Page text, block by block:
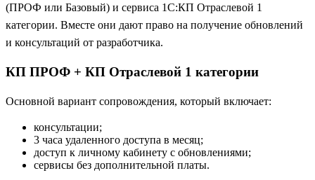
(ПРОФ или Базовый) и сервиса 1С:КП Отраслевой 1
категории. Вместе они дают право на получение обновлений
и консультаций от разработчика.
КП ПРОФ + КП Отраслевой 1 категории
Основной вариант сопровождения, который включает:
консультации;
3 часа удаленного доступа в месяц;
доступ к личному кабинету с обновлениями;
сервисы без дополнительной платы.